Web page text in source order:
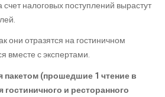
налоговых поступлений вырастут
они отразятся на гостиничном
вместе с экспертами.
(прошедшие 1 чтение в
и ресторанного